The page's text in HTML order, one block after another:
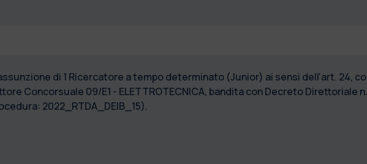
di 1 Ricercatore a tempo determinato (Junior) ai sensi dell'art. 24,
Concorsuale 09/E1 - ELETTROTECNICA, bandita con Decreto Direttoriale
2022_RTDA_DEIB_15).